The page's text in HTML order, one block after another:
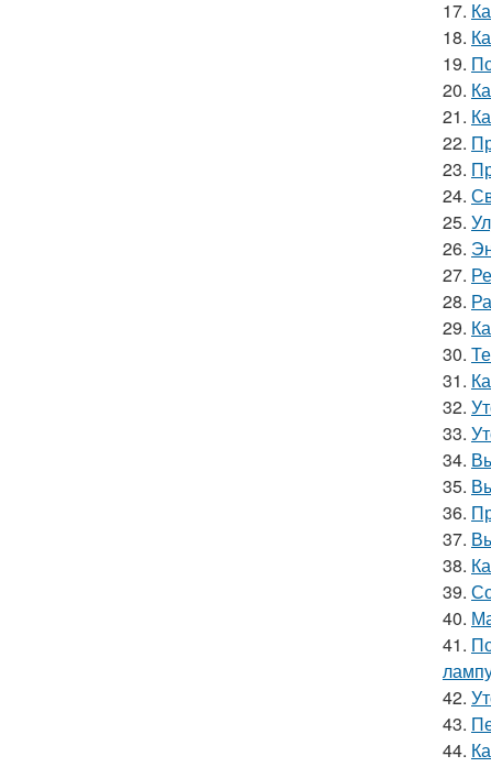
17.
18.
19.
20.
21.
22.
23.
24.
25.
26.
27.
28.
29.
30.
31.
32.
33.
34.
35.
36.
37.
38.
39.
40.
41.
42.
43.
44.